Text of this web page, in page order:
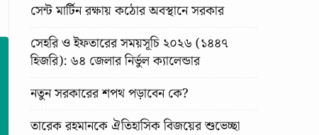
সেন্ট মার্টিন রক্ষায় কঠোর অবস্থানে সরকার
সেহরি ও ইফতারের সময়সূচি ২০২৬ (১৪৪৭
হিজরি): ৬৪ জেলার নির্ভুল ক্যালেন্ডার
নতুন সরকারের শপথ পড়াবেন কে?
তারেক রহমানকে ঐতিহাসিক বিজয়ের শুভেচ্ছা